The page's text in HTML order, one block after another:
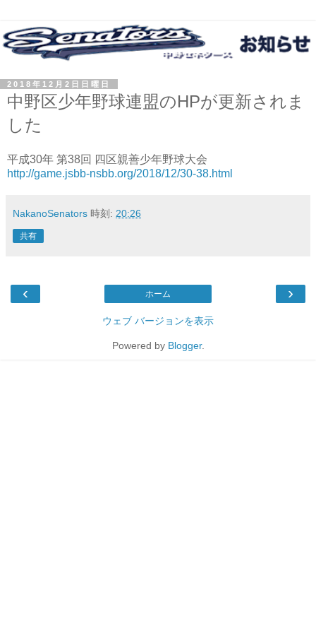
2018年12月2日日曜日
中野区少年野球連盟のHPが更新されま
した
平成30年 第38回 四区親善少年野球大会
http://game.jsbb-nsbb.org/2018/12/30-38.html
NakanoSenators 時刻: 20:26
共有
‹ ›
ホーム
ウェブ バージョンを表示
Powered by Blogger.